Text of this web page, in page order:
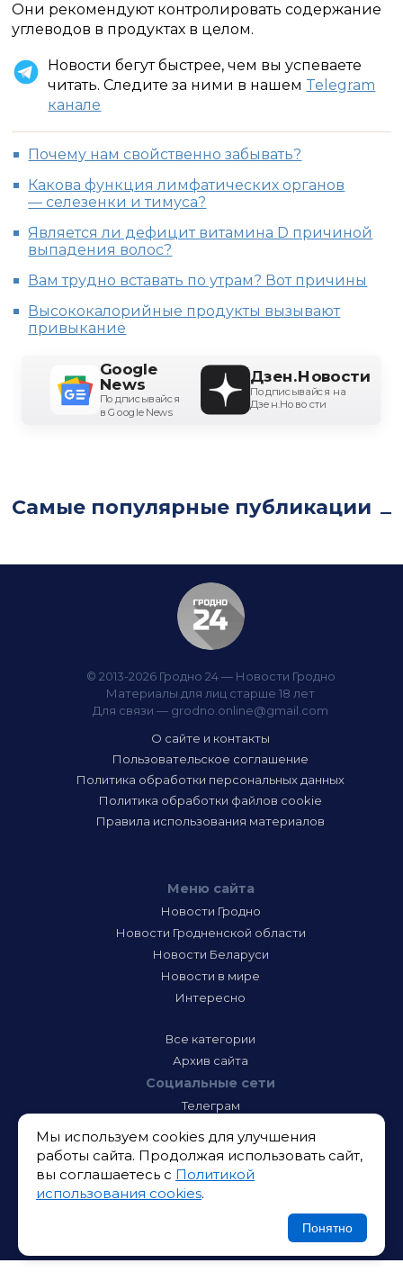
Они рекомендуют контролировать содержание
углеводов в продуктах в целом.
Новости бегут быстрее, чем вы успеваете
читать. Следите за ними в нашем Telegram
канале
Почему нам свойственно забывать?
Какова функция лимфатических органов
— селезенки и тимуса?
Является ли дефицит витамина D причиной
выпадения волос?
Вам трудно вставать по утрам? Вот причины
Высококалорийные продукты вызывают
привыкание
Google
News
Подписывайся
в Google News
Дзен.Новости
Подписывайся на
Дзен.Новости
Самые популярные публикации
© 2013-2026 Гродно 24 — Новости Гродно
Материалы для лиц старше 18 лет
Для связи — grodno.online@gmail.com
О сайте и контакты
Пользовательское соглашение
Политика обработки персональных данных
Политика обработки файлов cookie
Правила использования материалов
Меню сайта
Новости Гродно
Новости Гродненской области
Новости Беларуси
Новости в мире
Интересно
Все категории
Архив сайта
Социальные сети
Телеграм
Инстаграм
Тик-Ток
Одноклассники
ВК
Мы используем cookies для улучшения
работы сайта. Продолжая использовать сайт,
вы соглашаетесь с Политикой
использования cookies.
Понятно